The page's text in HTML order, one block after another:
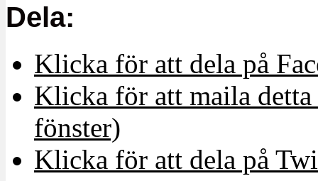
Dela:
Klicka för att dela på
Klicka för att maila
fönster)
Klicka för att dela på